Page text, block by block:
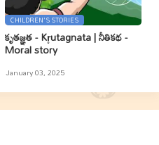
CHILDREN'S STORIES
కృతజ్ఞత - Kr̥utagnata | నీతికథ -
Moral story
January 03, 2025